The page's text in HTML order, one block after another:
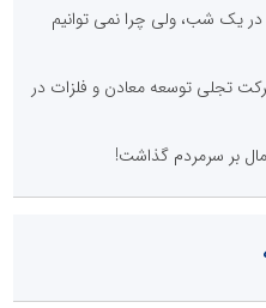
یک شب، ولی چرا نمی توانیم
از عملکرد 3 ساله شرکت تجلی توسعه معادن و فلزات در
مال بر سرمردم گذاشت!